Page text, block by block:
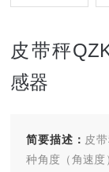
皮带秤
感器
简要描述： 皮
种角度（角速